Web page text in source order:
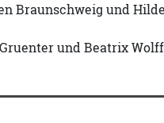
Braunschweig und
und Beatrix